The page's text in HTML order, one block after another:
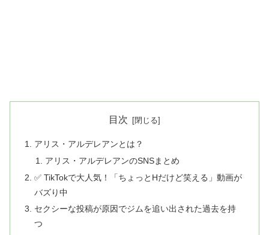
目次
アリス・アルデレアンとは？
アリス・アルデレアンのSNSまとめ
✅ TikTokで大人気！「ちょっとHだけど笑える」動画が
バズり中
セクシーな投稿が原因でジムを追い出された過去を持
つ